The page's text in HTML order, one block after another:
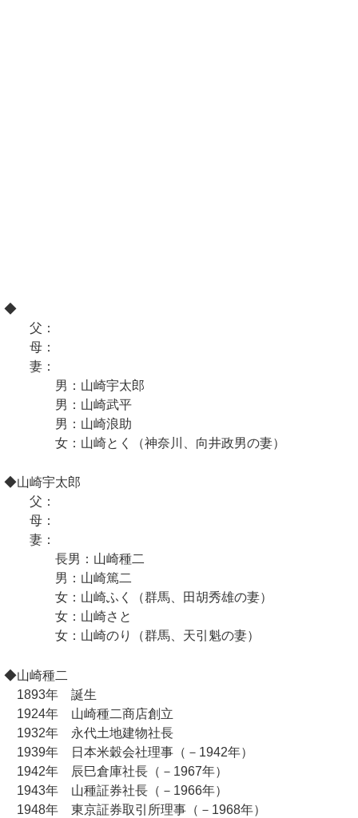
◆
父：
母：
妻：
男：山崎宇太郎
男：山崎武平
男：山崎浪助
女：山崎とく（神奈川、向井政男の妻）
◆山崎宇太郎
父：
母：
妻：
長男：山崎種二
男：山崎篤二
女：山崎ふく（群馬、田胡秀雄の妻）
女：山崎さと
女：山崎のり（群馬、天引魁の妻）
◆山崎種二
1893年 誕生
1924年 山崎種二商店創立
1932年 永代土地建物社長
1939年 日本米穀会社理事（－1942年）
1942年 辰巳倉庫社長（－1967年）
1943年 山種証券社長（－1966年）
1948年 東京証券取引所理事（－1968年）